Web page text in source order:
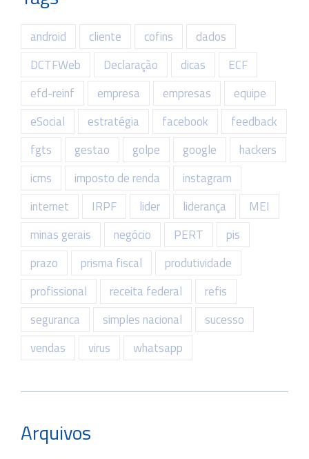
android cliente cofins
dados
DCTFWeb
Declaração dicas
ECF
efd-reinf
empresa empresas
equipe
eSocial
estratégia facebook
feedback
fgts
gestao golpe google
hackers
icms
imposto de renda
instagram
internet
IRPF lider liderança
MEI
minas gerais
negócio PERT
pis
prazo
prisma fiscal
produtividade
profissional
receita federal
refis
seguranca
simples nacional
sucesso
vendas
virus whatsapp
Arquivos